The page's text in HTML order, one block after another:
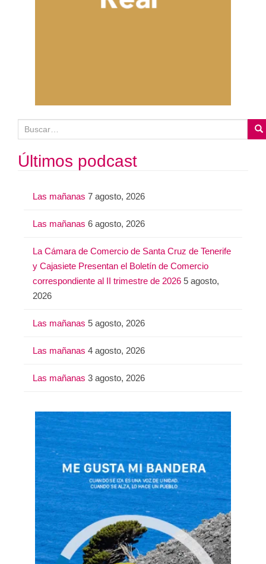
u
sÚltimos podcast
Las mañanas 7 agosto, 2026
Las mañanas 6 agosto, 2026
La Cámara de Comercio de Santa Cruz de Tenerife
y Cajasiete Presentan el Boletín de Comercio
correspondiente al II trimestre de 2026 5 agosto,
2026
Las mañanas 5 agosto, 2026
Las mañanas 4 agosto, 2026
Las mañanas 3 agosto, 2026